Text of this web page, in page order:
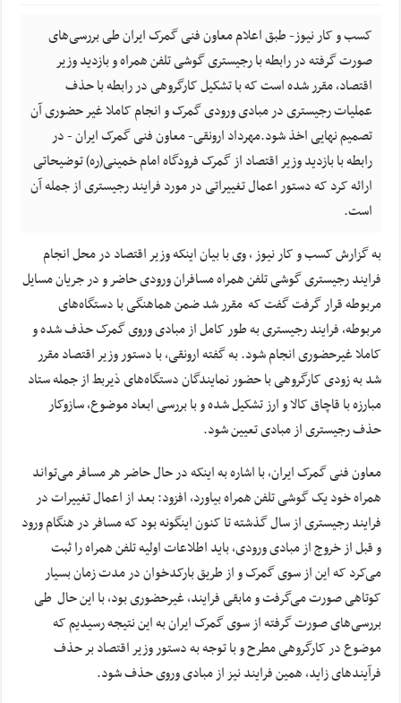
کسب و کار نیوز- طبق اعلام معاون فنی گمرک ایران طی بررسی‌های
صورت گرفته در رابطه با رجیستری گوشی تلفن همراه و بازدید وزیر
اقتصاد، مقرر شده است که با تشکیل کارگروهی در رابطه با حذف
عملیات رجیستری در مبادی ورودی گمرک و انجام کاملا غیر حضوری آن
تصمیم نهایی اخذ شود.مهرداد ارونقی- معاون فنی گمرک ایران - در
رابطه با بازدید وزیر اقتصاد از گمرک فرودگاه امام خمینی(ره) توضیحاتی
ارائه کرد که دستور اعمال تغییراتی در مورد فرایند رجیستری از جمله آن
است.
به گزارش کسب و کار نیوز ، وی با بیان اینکه وزیر اقتصاد در محل انجام
فرایند رجیستری گوشی تلفن همراه مسافران ورودی حاضر و در جریان مسایل
مربوطه قرار گرفت گفت که مقرر شد ضمن هماهنگی با دستگاه‌های
مربوطه، فرایند رجیستری به طور کامل از مبادی وروی گمرک حذف شده و
کاملا غیرحضوری انجام شود. به گفته ارونقی، با دستور وزیر اقتصاد مقرر
شد به زودی کارگروهی با حضور نمایندگان دستگاه‌های ذیربط از جمله ستاد
مبارزه با قاچاق کالا و ارز تشکیل شده و با بررسی ابعاد موضوع، سازوکار
حذف رجیستری از مبادی تعیین شود.
معاون فنی گمرک ایران، با اشاره به اینکه در حال حاضر هر مسافر می‌تواند
همراه خود یک گوشی تلفن همراه بیاورد، افزود: بعد از اعمال تغییرات در
فرایند رجیستری از سال گذشته تا کنون اینگونه بود که مسافر در هنگام ورود
و قبل از خروج از مبادی ورودی، باید اطلاعات اولیه تلفن همراه را ثبت
می‌کرد که این از سوی گمرک و از طریق بارکدخوان در مدت زمان بسیار
کوتاهی صورت می‌گرفت و مابقی فرایند، غیرحضوری بود، با این حال طی
بررسی‌های صورت گرفته از سوی گمرک ایران به این نتیجه رسیدیم که
موضوع در کارگروهی مطرح و با توجه به دستور وزیر اقتصاد بر حذف
فرآیندهای زاید، همین فرایند نیز از مبادی وروی حذف شود.